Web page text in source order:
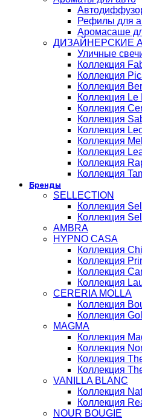
Рефилы для
Аромасаше
ДИЗАЙНЕРСКИЕ
Уличные
Коллекция
Коллекция
Коллекция
Коллекция Le
Коллекция
Коллекция
Коллекция
Коллекция
Коллекция
Коллекция
Коллекция
Бренды
SELLECTION
Коллекция
Коллекция
AMBRA
HYPNO CASA
Коллекция
Коллекция
Коллекция
Коллекция
CERERIA MOLLA
Коллекция
Коллекция
MAGMA
Коллекция
Коллекция
Коллекция
Коллекция
VANILLA BLANC
Коллекция
Коллекция
NOUR BOUGIE